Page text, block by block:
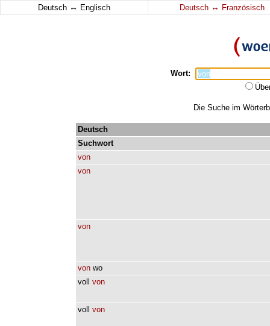
Deutsch ↔ Englisch Deutsch ↔ Französisch
Wort:
Die Suche im
Deutsch
Suchwort
von
von
von
von wo
voll
von
voll von